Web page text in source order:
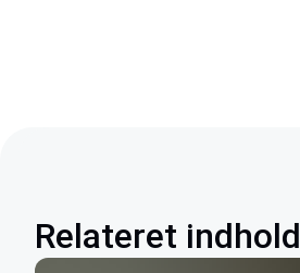
Relateret indhold